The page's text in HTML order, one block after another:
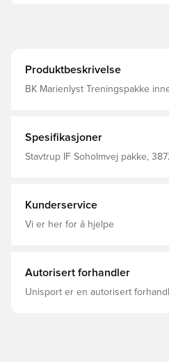
Produktbeskrivelse
BK Marienlyst Treningspakke inneholder:
Spesifikasjoner
Stavtrup IF Soholmvej pakke,
Kunderservice
Vi er her for å hjelpe
Autorisert forhandler
Unisport er en autorisert